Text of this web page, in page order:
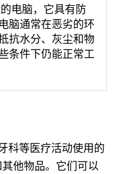
电脑，它具有防
脑通常在恶劣的环
抗水分、灰尘和物
条件下仍能正常工
科等医疗活动使用的
他物品。它们可以